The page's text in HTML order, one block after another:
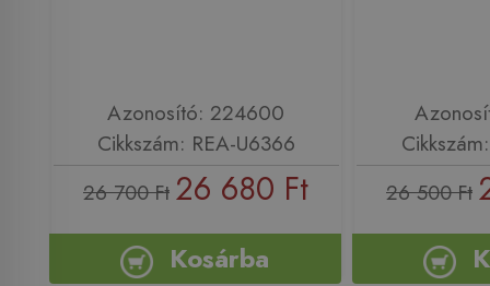
Azonosító: 224600
Cikkszám: REA-U6366
26 700 Ft 26 680 Ft
Kosárba
26 500 Ft